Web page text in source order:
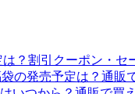
？割引クーポン・セ
の発売予定は？通販